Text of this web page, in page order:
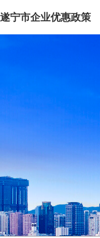
遂宁市企业优惠政策